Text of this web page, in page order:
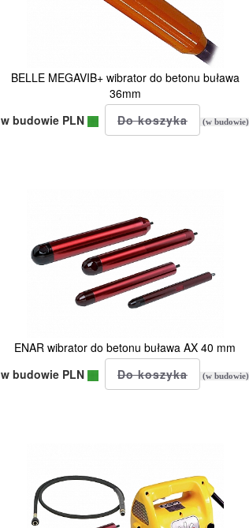
BELLE MEGAVIB+ wibrator do betonu buława
36mm
w budowie PLN
(w budowie)
ENAR wibrator do betonu buława AX 40 mm
w budowie PLN
(w budowie)